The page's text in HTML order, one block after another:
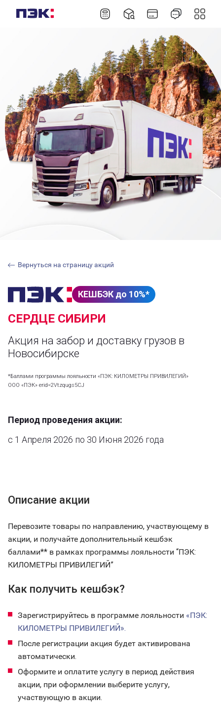
Вернуться на страницу акций
КЕШБЭК до 10%*
СЕРДЦЕ СИБИРИ
Акция на забор и доставку грузов в
Новосибирске
*Баллами программы лояльности «ПЭК: КИЛОМЕТРЫ ПРИВИЛЕГИЙ»
ООО «‎ПЭК» erid=2Vtzqugs5CJ
Период проведения акции:
с 1 Апреля 2026 по 30 Июня 2026 года
Описание акции
Перевозите товары по направлению, участвующему в
акции, и получайте дополнительный кешбэк
баллами** в рамках программы лояльности “ПЭК:
КИЛОМЕТРЫ ПРИВИЛЕГИЙ”
Как получить кешбэк?
Зарегистрируйтесь в программе лояльности «ПЭК:
КИЛОМЕТРЫ ПРИВИЛЕГИЙ».
После регистрации акция будет активирована
автоматически.
Оформите и оплатите услугу в период действия
акции, при оформлении выберите услугу,
участвующую в акции.